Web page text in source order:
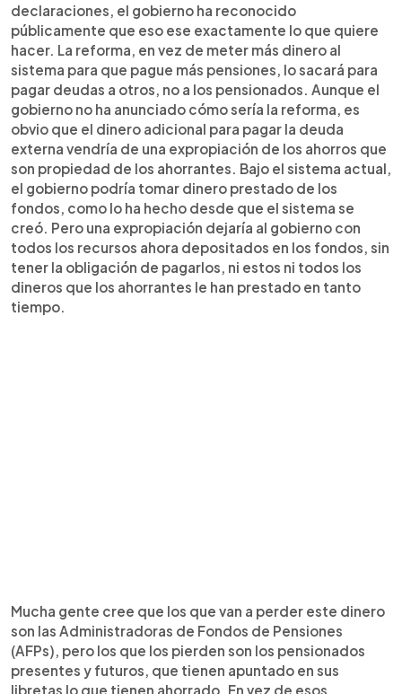
declaraciones, el gobierno ha reconocido
públicamente que eso ese exactamente lo que quiere
hacer. La reforma, en vez de meter más dinero al
sistema para que pague más pensiones, lo sacará para
pagar deudas a otros, no a los pensionados. Aunque el
gobierno no ha anunciado cómo sería la reforma, es
obvio que el dinero adicional para pagar la deuda
externa vendría de una expropiación de los ahorros que
son propiedad de los ahorrantes. Bajo el sistema actual,
el gobierno podría tomar dinero prestado de los
fondos, como lo ha hecho desde que el sistema se
creó. Pero una expropiación dejaría al gobierno con
todos los recursos ahora depositados en los fondos, sin
tener la obligación de pagarlos, ni estos ni todos los
dineros que los ahorrantes le han prestado en tanto
tiempo.
Mucha gente cree que los que van a perder este dinero
son las Administradoras de Fondos de Pensiones
(AFPs), pero los que los pierden son los pensionados
presentes y futuros, que tienen apuntado en sus
libretas lo que tienen ahorrado. En vez de esos